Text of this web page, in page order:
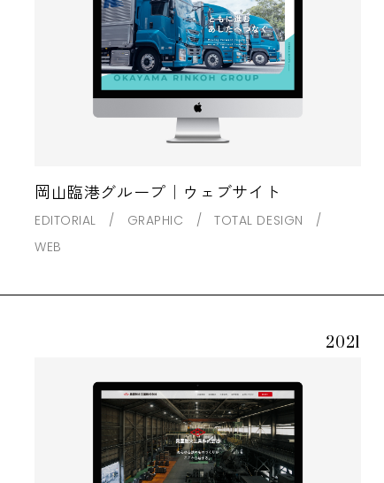
岡山臨港グループ｜ウェブサイト
EDITORIAL GRAPHIC
TOTAL DESIGN
WEB
2021